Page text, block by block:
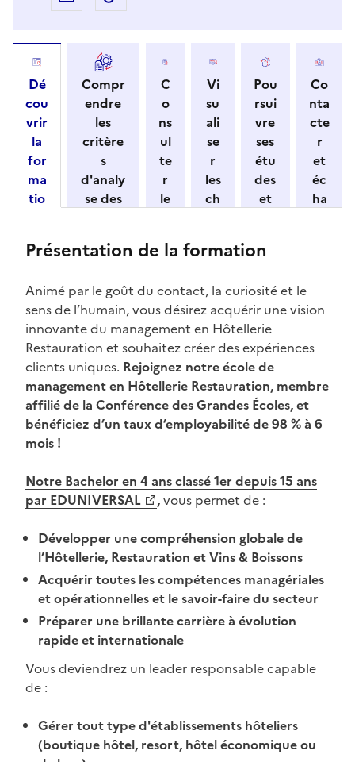
z
n
e
o
r
m
a
t
i
o
n
n
s
a
z
o
n
e
u
Dé
cou
vrir
la
for
ma
tio
ses
act
éris
tiq
ues
Compr
endre
les
critère
s
d'analy
se des
par
ssemen
t
C
o
ns
ul
te
r
le
o
ali
té
s
d
e
c
a
n
at
ur
Vi
su
ali
se
r
les
ch
s
ac
cè
s à
la
fo
rm
ati
on
Pou
rsui
vre
ses
étu
des
et
re
dé
bo
uch
és
Co
nta
cte
r
et
éc
ha
abl
em
Présentation de la formation
Animé par le goût du contact, la curiosité et le
sens de l’humain, vous désirez acquérir une vision
innovante du management en Hôtellerie
Restauration et souhaitez créer des expériences
clients uniques. Rejoignez notre école de
management en Hôtellerie Restauration, membre
affilié de la Conférence des Grandes Écoles, et
bénéficiez d’un taux d’employabilité de 98 % à 6
mois !
Notre Bachelor en 4 ans classé 1er depuis 15 ans
par EDUNIVERSAL
,vous permet de :
Développer une compréhension globale de
l’Hôtellerie, Restauration et Vins & Boissons
Acquérir toutes les compétences managériales
et opérationnelles et le savoir-faire du secteur
Préparer une brillante carrière à évolution
rapide et internationale
Vous deviendrez un leader responsable capable
de :
Gérer tout type d'établissements hôteliers
(boutique hôtel, resort, hôtel économique ou